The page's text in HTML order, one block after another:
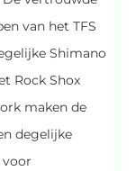
van het TFS
Shimano
Rock Shox
maken de
degelijke